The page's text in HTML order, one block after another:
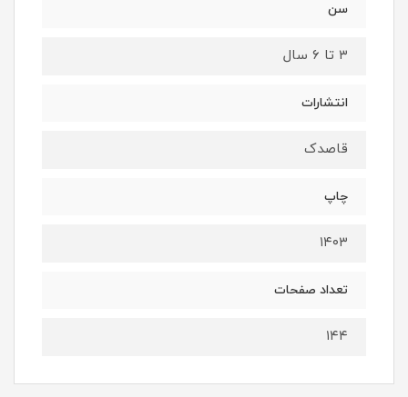
سن
۳ تا ۶ سال
انتشارات
قاصدک
چاپ
۱۴۰۳
تعداد صفحات
۱۴۴